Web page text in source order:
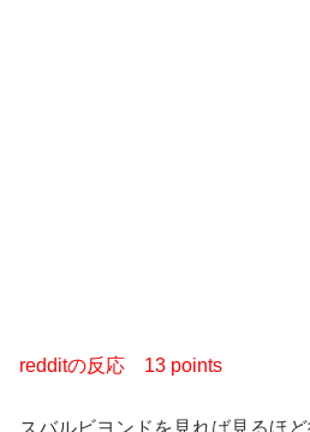
redditの反応 13 points
スバルビヨンドを見れば見るほ